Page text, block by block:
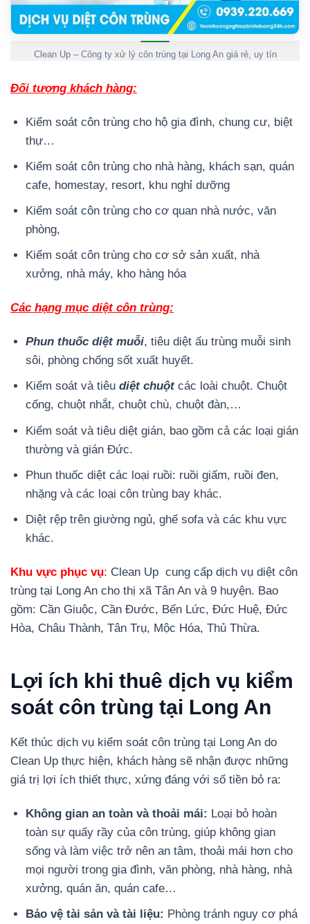
Clean Up – Công ty xử lý côn trùng tại Long An giá rẻ, uy tín
Đối tượng khách hàng:
Kiểm soát côn trùng cho hộ gia đình, chung cư, biệt
thự…
Kiểm soát côn trùng cho nhà hàng, khách sạn, quán
cafe, homestay, resort, khu nghỉ dưỡng
Kiểm soát côn trùng cho cơ quan nhà nước, văn
phòng,
Kiểm soát côn trùng cho cơ sở sản xuất, nhà
xưởng, nhà máy, kho hàng hóa
Các hạng mục diệt côn trùng:
Phun thuốc diệt muỗi, tiêu diệt ấu trùng muỗi sinh
sôi, phòng chống sốt xuất huyết.
Kiểm soát và tiêudiệt chuộtcác loài chuột. Chuột
cống, chuột nhắt, chuột chù, chuột đàn,…
Kiểm soát và tiêu diệt gián, bao gồm cả các loại gián
thường và gián Đức.
Phun thuốc diệt các loại ruồi: ruồi giấm, ruồi đen,
nhặng và các loại côn trùng bay khác.
Diệt rệp trên giường ngủ, ghế sofa và các khu vực
khác.
Khu vực phục vụ: Clean Up cung cấp dịch vụ diệt côn
trùng tại Long An cho thị xã Tân An và 9 huyện. Bao
gồm: Cần Giuộc, Cần Đước, Bến Lức, Đức Huệ, Đức
Hòa, Châu Thành, Tân Trụ, Mộc Hóa, Thủ Thừa.
Lợi ích khi thuê dịch vụ kiểm
soát côn trùng tại Long An
Kết thúc dịch vụ kiểm soát côn trùng tại Long An do
Clean Up thực hiện, khách hàng sẽ nhận được những
giá trị lợi ích thiết thực, xứng đáng với số tiền bỏ ra:
Không gian an toàn và thoải mái: Loại bỏ hoàn
toàn sự quấy rầy của côn trùng, giúp không gian
sống và làm việc trở nên an tâm, thoải mái hơn cho
mọi người trong gia đình, văn phòng, nhà hàng, nhà
xưởng, quán ăn, quán cafe…
Bảo vệ tài sản và tài liệu: Phòng tránh nguy cơ phá